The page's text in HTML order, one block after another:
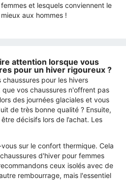
femmes et lesquels conviennent le
mieux aux hommes !
attention lorsque vous
pour un hiver rigoureux ?
pour les hivers
que vos chaussures n'offrent pas
des journées glaciales et vous
de très bonne qualité ? Ensuite,
décisifs lors de l’achat. Les
sur le confort thermique. Cela
d'hiver pour femmes
ceux isolés avec de
rembourrage, mais l'essentiel